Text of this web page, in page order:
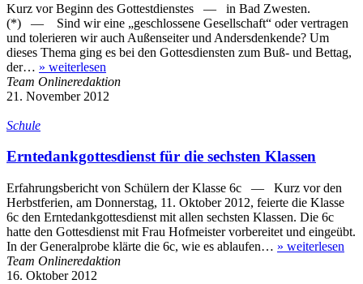
Kurz vor Beginn des Gottestdienstes — in Bad Zwesten.
(*) — Sind wir eine „geschlosse­ne Gesellschaft“ oder vertragen
und tolerieren wir auch Außenseiter und Andersdenkende? Um
dieses Thema ging es bei den Gottesdiensten zum Buß- und Bettag,
der… » weiterlesen
Team Onlineredaktion
21. November 2012
Schule
Erntedankgottesdienst für die sechsten Klassen
Erfahrungsbericht von Schülern der Klasse 6c — Kurz vor den
Herbstferien, am Donnerstag, 11. Oktober 2012, feierte die Klasse
6c den Erntedankgottesdienst mit allen sechsten Klassen. Die 6c
hatte den Gottesdienst mit Frau Hofmeister vorbereitet und eingeübt.
In der Generalprobe klärte die 6c, wie es ablaufen… » weiterlesen
Team Onlineredaktion
16. Oktober 2012